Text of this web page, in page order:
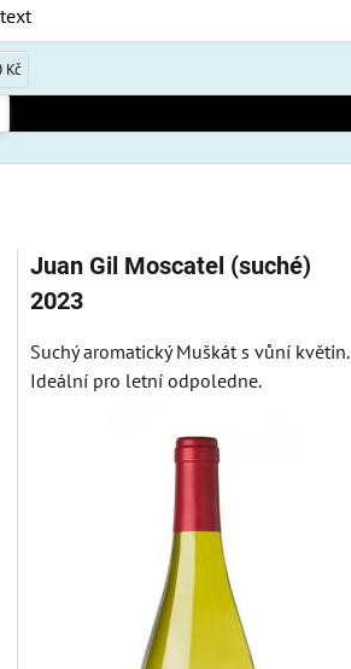
Kč
Juan Gil Moscatel (suché)
2023
Suchý aromatický Muškát s vůní květin.
Ideální pro letní odpoledne.